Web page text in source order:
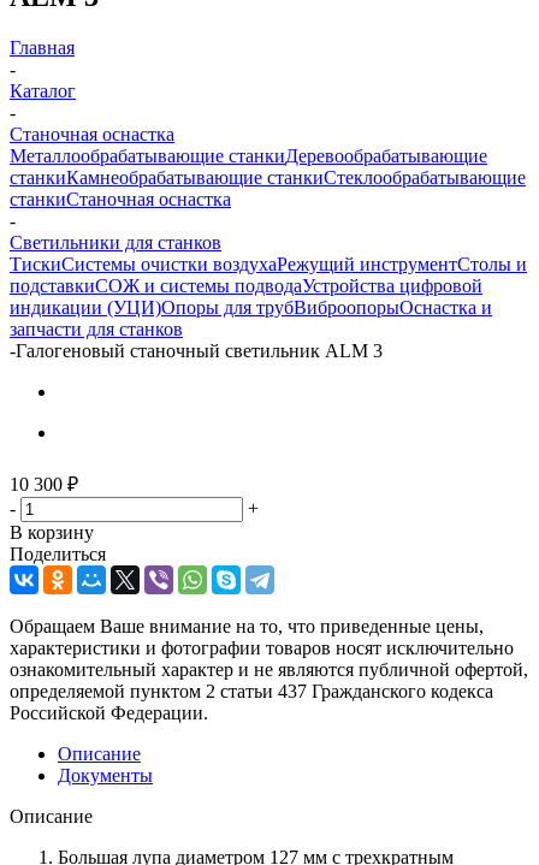
Главная
-
Каталог
-
Станочная оснастка
Металлообрабатывающие станкиДеревообрабатывающие
станкиКамнеобрабатывающие станкиСтеклообрабатывающие
станкиСтаночная оснастка
-
Светильники для станков
ТискиСистемы очистки воздухаРежущий инструментСтолы и
подставкиСОЖ и системы подводаУстройства цифровой
индикации (УЦИ)Опоры для трубВиброопорыОснастка и
запчасти для станков
-Галогеновый станочный светильник ALM 3
10 300 ₽
-
+
В корзину
Поделиться
Обращаем Ваше внимание на то, что приведенные цены,
характеристики и фотографии товаров носят исключительно
ознакомительный характер и не являются публичной офертой,
определяемой пунктом 2 статьи 437 Гражданского кодекса
Российской Федерации.
Описание
Документы
Описание
Большая лупа диаметром 127 мм с трехкратным